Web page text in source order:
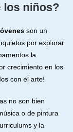
los niños?
son un
por explorar
la
crecimiento en los
con el arte!
no son bien
o de pintura
y la